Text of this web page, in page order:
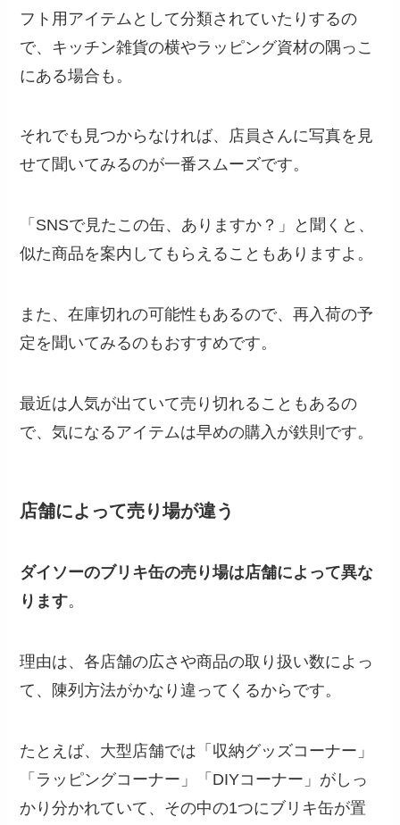
フト用アイテムとして分類されていたりするの
で、キッチン雑貨の横やラッピング資材の隅っこ
にある場合も。
それでも見つからなければ、店員さんに写真を見
せて聞いてみるのが一番スムーズです。
「SNSで見たこの缶、ありますか？」と聞くと、
似た商品を案内してもらえることもありますよ。
また、在庫切れの可能性もあるので、再入荷の予
定を聞いてみるのもおすすめです。
最近は人気が出ていて売り切れることもあるの
で、気になるアイテムは早めの購入が鉄則です。
店舗によって売り場が違う
ダイソーのブリキ缶の売り場は店舗によって異な
ります。
理由は、各店舗の広さや商品の取り扱い数によっ
て、陳列方法がかなり違ってくるからです。
たとえば、大型店舗では「収納グッズコーナー」
「ラッピングコーナー」「DIYコーナー」がしっ
かり分かれていて、その中の1つにブリキ缶が置